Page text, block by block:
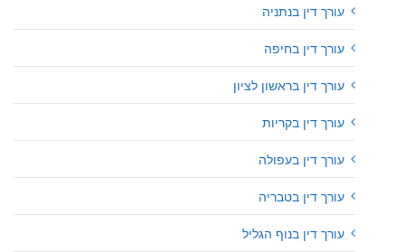
עורך דין בנתניה
עורך דין בחיפה
עורך דין בראשון לציון
עורך דין בקריות
עורך דין בעפולה
עורך דין בטבריה
עורך דין בנוף הגליל